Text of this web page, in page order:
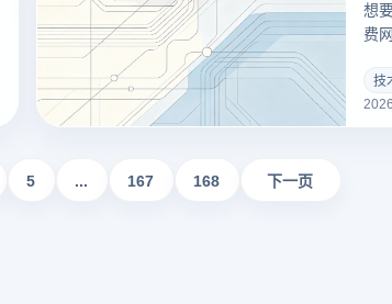
想
费
隐
术
技
5 ... 167 168 下一页